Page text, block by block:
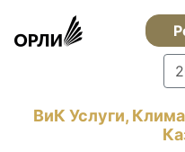
ВиК Услуги,